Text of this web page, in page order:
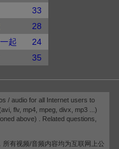
33
28
起
24
35
/ audio for all Internet users to
flv, mp4, mpeg, divx, mp3 ...)
above) . Related questions,
有视频/音频内容均为互联网上公